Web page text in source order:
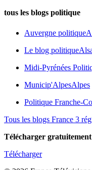
tous les blogs politique
Auvergne politique
Le blog politique
Midi-Pyrénées
Municip'AlpesAlpes
Politique Franche-
Tous les blogs France 3
Télécharger
Télécharger